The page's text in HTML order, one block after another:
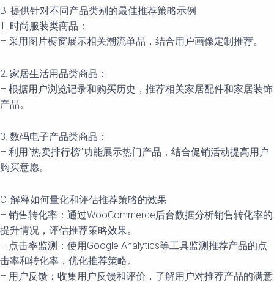
B. 提供针对不同产品类别的最佳推荐策略示例
1. 时尚服装类商品：
– 采用图片橱窗展示相关潮流单品，结合用户画像定制推荐。
2. 家居生活用品类商品：
– 根据用户浏览记录和购买历史，推荐相关家居配件和家居装饰
产品。
3. 数码电子产品类商品：
– 利用“热卖排行榜”功能展示热门产品，结合促销活动提高用户
购买意愿。
C. 解释如何量化和评估推荐策略的效果
– 销售转化率：通过WooCommerce后台数据分析销售转化率的
提升情况，评估推荐策略效果。
– 点击率监测：使用Google Analytics等工具监测推荐产品的点
击率和转化率，优化推荐策略。
– 用户反馈：收集用户反馈和评价，了解用户对推荐产品的满意